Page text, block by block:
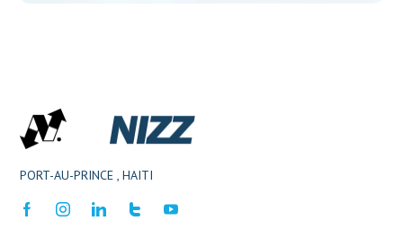
PORT-AU-PRINCE , HAITI